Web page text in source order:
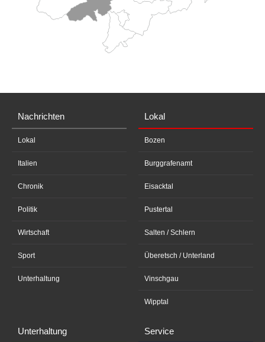
Nachrichten
Lokal
Italien
Chronik
Politik
Wirtschaft
Sport
Unterhaltung
Lokal
Bozen
Burggrafenamt
Eisacktal
Pustertal
Salten / Schlern
Überetsch / Unterland
Vinschgau
Wipptal
Unterhaltung Service